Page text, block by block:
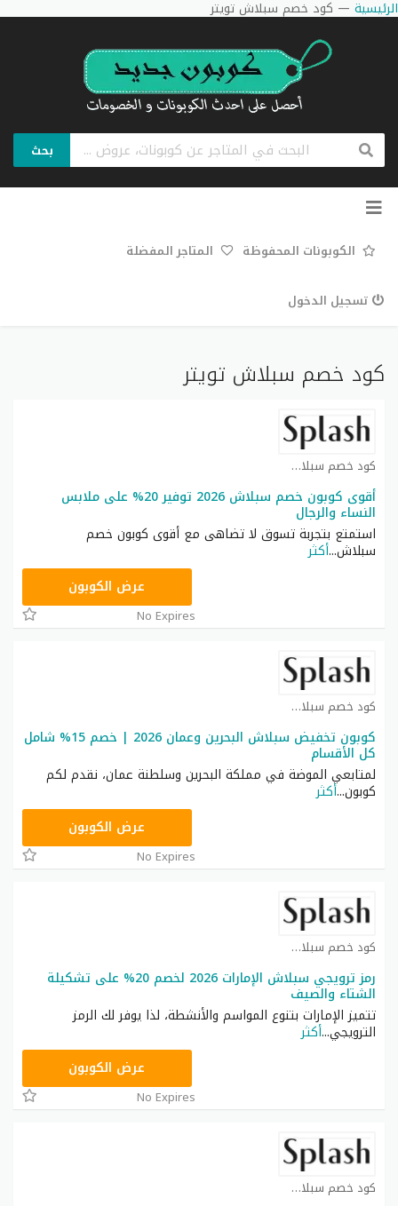
الرئيسية — كود خصم سبلاش تويتر
بحث
تخطي
الكوبونات المحفوظة المتاجر المفضلة
تسجيل الدخول
كود خصم سبلاش تويتر
كود خصم سبلاش كوبون
أقوى كوبون خصم سبلاش 2026 توفير 20% على ملابس
النساء والرجال
استمتع بتجربة تسوق لا تضاهى مع أقوى كوبون خصم
سبلاش...أكثر
عرض الكوبون
No Expires
كود خصم سبلاش كوبون
كوبون تخفيض سبلاش البحرين وعمان 2026 | خصم 15% شامل
كل الأقسام
لمتابعي الموضة في مملكة البحرين وسلطنة عمان، نقدم لكم
كوبون...أكثر
عرض الكوبون
No Expires
كود خصم سبلاش كوبون
رمز ترويجي سبلاش الإمارات 2026 لخصم 20% على تشكيلة
الشتاء والصيف
تتميز الإمارات بتنوع المواسم والأنشطة، لذا يوفر لك الرمز
الترويجي...أكثر
عرض الكوبون
No Expires
كود خصم سبلاش كوبون